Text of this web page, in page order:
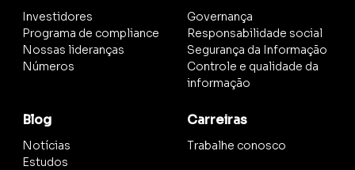
Investidores
Programa de compliance
Nossas lideranças
Números
Governança
Responsabilidade social
Segurança da Informação
Controle e qualidade da
informação
Blog
Notícias
Estudos
Carreiras
Trabalhe conosco